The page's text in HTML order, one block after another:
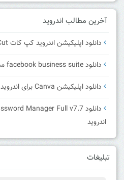
آخرین مطالب اندروید
دانلود اپلیکیشن اندروید کپ کات CapCut
دانلود facebook business suite مدیریت پیج اینستاگرام
دانلود اپلیکیشن Canva برای اندروید نسخه 2.139.0
اندروید
تبلیغات